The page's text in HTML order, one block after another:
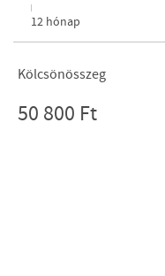
12 hónap
Kölcsönösszeg
50 800 Ft